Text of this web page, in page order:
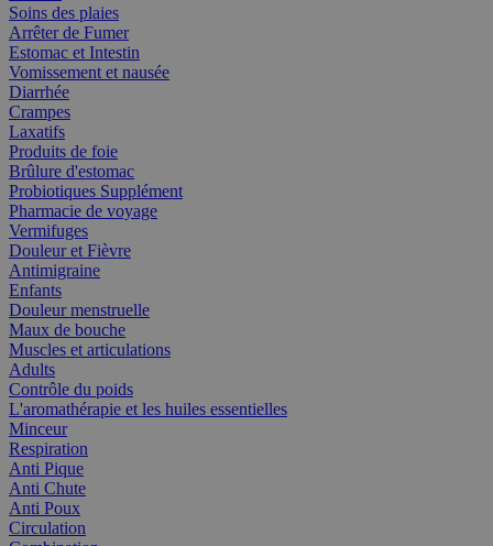
Soins des plaies
Arrêter de Fumer
Estomac et Intestin
Vomissement et nausée
Diarrhée
Crampes
Laxatifs
Produits de foie
Brûlure d'estomac
Probiotiques Supplément
Pharmacie de voyage
Vermifuges
Douleur et Fièvre
Antimigraine
Enfants
Douleur menstruelle
Maux de bouche
Muscles et articulations
Adults
Contrôle du poids
L'aromathérapie et les huiles essentielles
Minceur
Respiration
Anti Pique
Anti Chute
Anti Poux
Circulation